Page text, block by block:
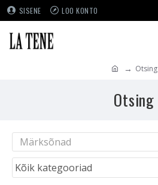
SISENE LOO KONTO
Otsing
Otsing